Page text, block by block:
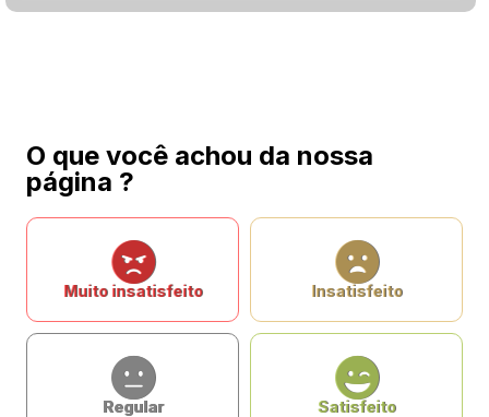
O que você achou da nossa
página ?
Muito insatisfeito Insatisfeito
Regular Satisfeito